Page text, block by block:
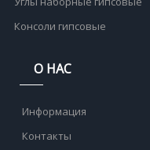
Консоли гипсовые
О НАС
Информация
Контакты